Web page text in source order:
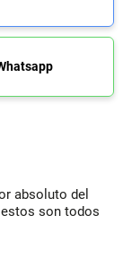
absoluto del
son todos